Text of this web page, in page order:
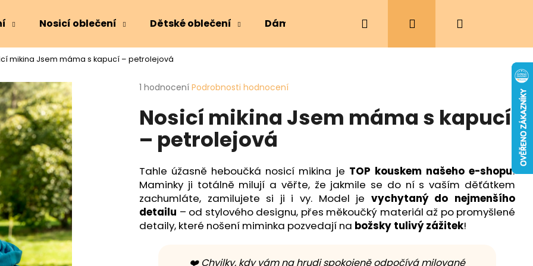
Nosicí oblečení Dětské oblečení Dámské oblečení Ergonomická nosítka
Hledat PřihlášeníNákupní
mikina Jsem máma s kapucí – petrolejová
Průměrné
produktu
je
z
hvězdiček.
1 hodnocení Podrobnosti hodnocení
Nosicí mikina Jsem máma s kapucí
– petrolejová
Tahle úžasně heboučká nosicí mikina je TOP kouskem našeho e-shopu!
Maminky ji totálně milují a věřte, že jakmile se do ní s vaším děťátkem
zachumláte, zamilujete si ji i vy. Model je vychytaný do nejmenšího
detailu – od stylového designu, přes měkoučký materiál až po promyšlené
detaily, které nošení miminka pozvedají na božsky tulivý zážitek!
❤️ Chvilky, kdy vám na hrudi spokojeně odpočívá milované
Co potřebujete najít?
HLEDAT
Doporučujeme